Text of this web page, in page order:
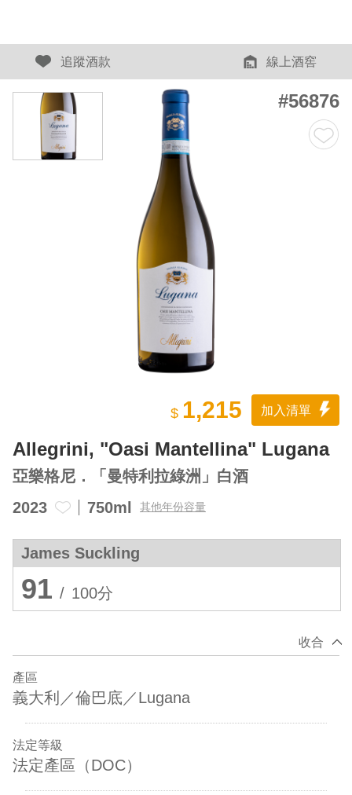
追蹤酒款 線上酒窖
#56876
$ 1,215 加入清單
Allegrini, "Oasi Mantellina" Lugana
亞樂格尼．「曼特利拉綠洲」白酒
2023
750ml 其他年份容量
James Suckling
91 / 100分
收合
產區
義大利／倫巴底／Lugana
法定等級
法定產區（DOC）